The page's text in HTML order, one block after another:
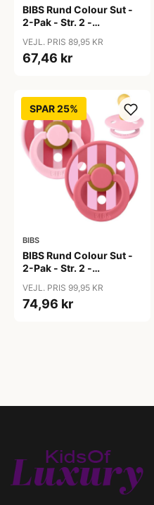
BIBS Rund Colour Sut -
2-Pak - Str. 2 -
Black/White
VEJL. PRIS 89,95 KR
67,46 kr
SPAR 25%
BIBS
BIBS Rund Colour Sut -
2-Pak - Str. 2 -
Studio - Baby Pink/Coral
Mix
VEJL. PRIS 99,95 KR
74,96 kr